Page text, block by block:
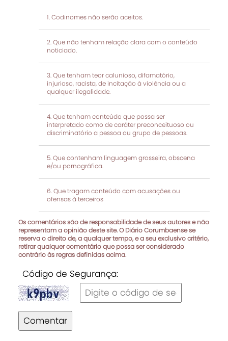
Codinomes não serão aceitos.
Que não tenham relação clara com o conteúdo
noticiado.
Que tenham teor calunioso, difamatório,
injurioso, racista, de incitação à violência ou a
qualquer ilegalidade.
Que tenham conteúdo que possa ser
interpretado como de caráter preconceituoso ou
discriminatório a pessoa ou grupo de pessoas.
Que contenham linguagem grosseira, obscena
e/ou pornográfica.
Que tragam conteúdo com acusações ou
ofensas à terceiros
Os comentários são de responsabilidade de seus autores e não
representam a opinião deste site. O Diário Corumbaense se
reserva o direito de, a qualquer tempo, e a seu exclusivo critério,
retirar qualquer comentário que possa ser considerado
contrário às regras definidas acima.
Código de Segurança:
Comentar